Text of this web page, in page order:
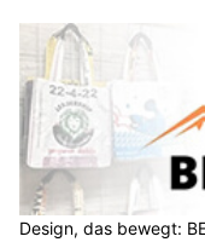
Design, das bewegt: